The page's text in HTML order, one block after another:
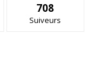
708
Suiveurs